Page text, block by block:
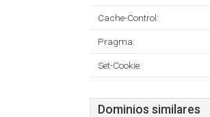
Cache-Control:
Pragma:
Set-Cookie:
Dominios similares